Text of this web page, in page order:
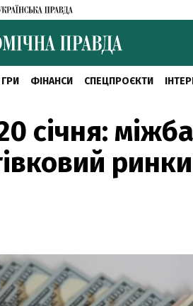
ФІНАНСИ СПЕЦПРОЄКТИ
січня:
ринки